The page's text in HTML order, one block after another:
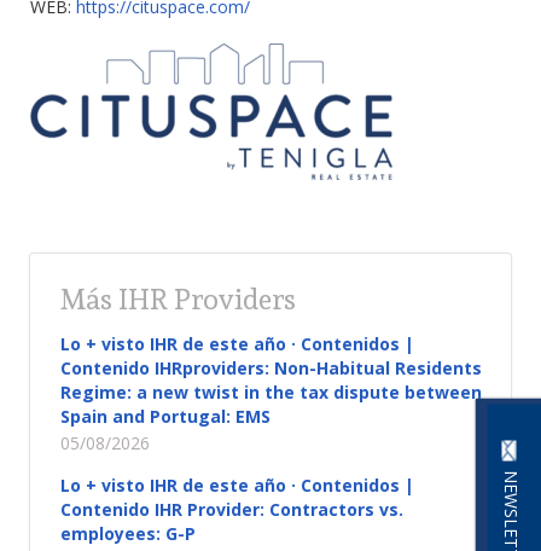
NEWSLETTER
WEB: https://cituspace.com/
Más IHR Providers
Lo + visto IHR de este año · Contenidos |
Contenido IHRproviders: Non-Habitual Residents
Regime: a new twist in the tax dispute between
Spain and Portugal: EMS
05/08/2026
Lo + visto IHR de este año · Contenidos |
Contenido IHR Provider: Contractors vs.
employees: G-P